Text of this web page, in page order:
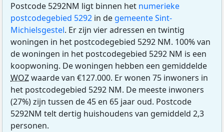
Postcode 5292NM ligt binnen het numerieke
postcodegebied 5292 in de gemeente Sint-
Michielsgestel. Er zijn vier adressen en twintig
woningen in het postcodegebied 5292 NM. 100% van
de woningen in het postcodegebied 5292 NM is een
koopwoning. De woningen hebben een gemiddelde
WOZwaarde van €127.000. Er wonen 75 inwoners in
het postcodegebied 5292 NM. De meeste inwoners
(27%) zijn tussen de 45 en 65 jaar oud. Postcode
5292NM telt dertig huishoudens van gemiddeld 2,3
personen.